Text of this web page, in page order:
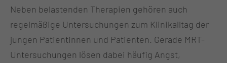
Neben belastenden Therapien gehören auch
regelmäßige Untersuchungen zum Klinikalltag der
jungen Patientinnen und Patienten. Gerade MRT-
Untersuchungen lösen dabei häufig Angst,